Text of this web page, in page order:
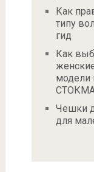
Как
типу
гид
Как
модели
Чешки
для